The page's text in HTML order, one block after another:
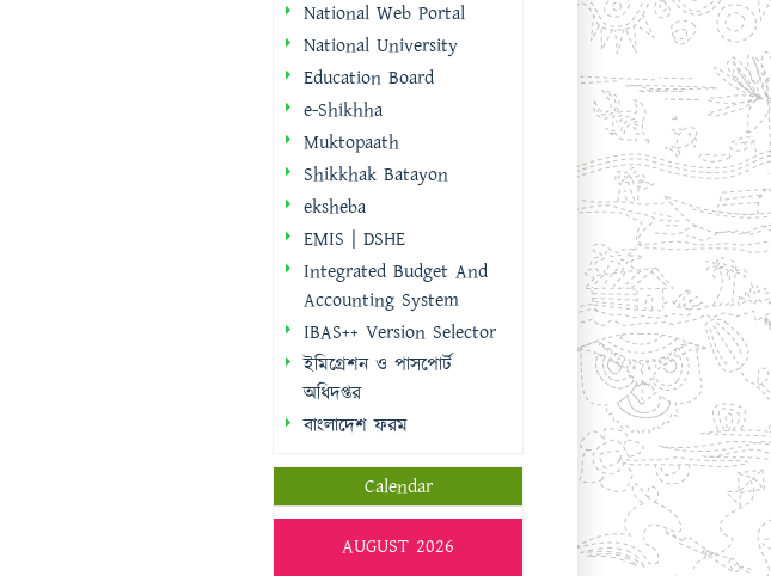
National Web Portal
National University
Education Board
e-Shikhha
Muktopaath
Shikkhak Batayon
eksheba
EMIS | DSHE
Integrated Budget And
Accounting System
IBAS++ Version Selector
ইমিগ্রেশন ও পাসপোর্ট
অধিদপ্তর
বাংলাদেশ ফরম
Calendar
AUGUST 2026